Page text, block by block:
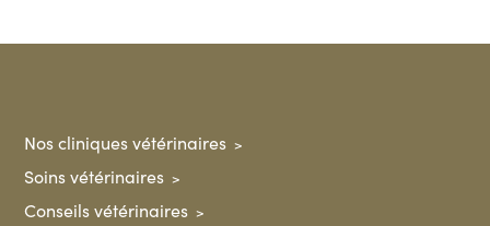
Nos cliniques vétérinaires
Soins vétérinaires
Conseils vétérinaires